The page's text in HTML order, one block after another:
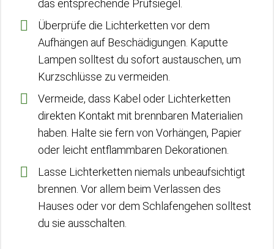
das entsprechende Prüfsiegel.
Überprüfe die Lichterketten vor dem
Aufhängen auf Beschädigungen. Kaputte
Lampen solltest du sofort austauschen, um
Kurzschlüsse zu vermeiden.
Vermeide, dass Kabel oder Lichterketten
direkten Kontakt mit brennbaren Materialien
haben. Halte sie fern von Vorhängen, Papier
oder leicht entflammbaren Dekorationen.
Lasse Lichterketten niemals unbeaufsichtigt
brennen. Vor allem beim Verlassen des
Hauses oder vor dem Schlafengehen solltest
du sie ausschalten.